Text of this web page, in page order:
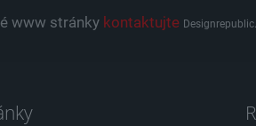
www stránky kontaktujte